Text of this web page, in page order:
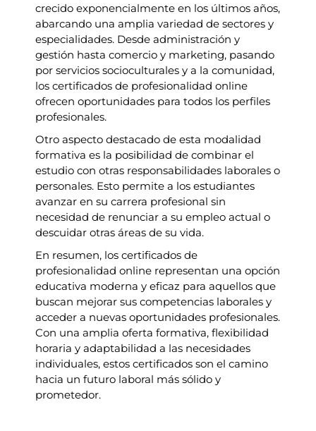
crecido exponencialmente en los últimos años,
abarcando una amplia variedad de sectores y
especialidades. Desde administración y
gestión hasta comercio y marketing, pasando
por servicios socioculturales y a la comunidad,
los certificados de profesionalidad online
ofrecen oportunidades para todos los perfiles
profesionales.
Otro aspecto destacado de esta modalidad
formativa es la posibilidad de combinar el
estudio con otras responsabilidades laborales o
personales. Esto permite a los estudiantes
avanzar en su carrera profesional sin
necesidad de renunciar a su empleo actual o
descuidar otras áreas de su vida.
En resumen, los certificados de
profesionalidad online representan una opción
educativa moderna y eficaz para aquellos que
buscan mejorar sus competencias laborales y
acceder a nuevas oportunidades profesionales.
Con una amplia oferta formativa, flexibilidad
horaria y adaptabilidad a las necesidades
individuales, estos certificados son el camino
hacia un futuro laboral más sólido y
prometedor.